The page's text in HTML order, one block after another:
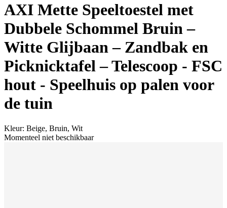
AXI Mette Speeltoestel met
Dubbele Schommel Bruin –
Witte Glijbaan – Zandbak en
Picknicktafel – Telescoop - FSC
hout - Speelhuis op palen voor
de tuin
Kleur: Beige, Bruin, Wit
Momenteel niet beschikbaar